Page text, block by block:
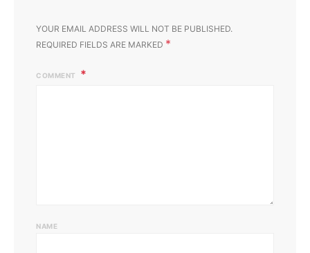
YOUR EMAIL ADDRESS WILL NOT BE PUBLISHED.
REQUIRED FIELDS ARE MARKED *
COMMENT
NAME